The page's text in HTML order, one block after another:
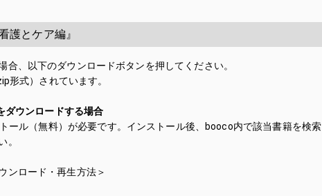
護とケア編』
合、以下のダウンロードボタンを押してください。
形式）されています。
ダウンロードする場合
ール（無料）が必要です。インストール後、booco内で該当書籍を検索
。
ンロード・再生方法＞